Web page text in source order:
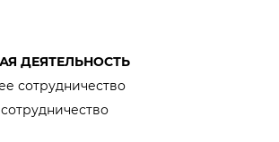
ДЕЯТЕЛЬНОСТЬ
сотрудничество